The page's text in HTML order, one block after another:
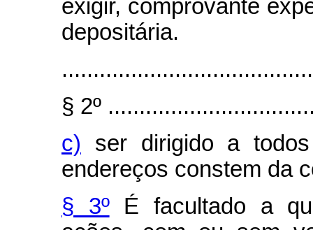
exigir, comprovante
depositária.
§ 2º
c) ser dirigido a
endereços constem da
§ 3ºÉ facultado a